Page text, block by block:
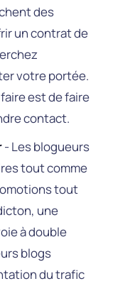
des
un contrat de
votre portée.
est de faire
contact.
- Les blogueurs
tout comme
tout
une
à double
blogs
du trafic